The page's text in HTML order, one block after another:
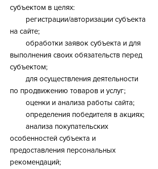
субъектом в целях:
регистрации/авторизации субъекта
на сайте;
обработки заявок субъекта и для
выполнения своих обязательств перед
субъектом;
для осуществления деятельности
по продвижению товаров и услуг;
оценки и анализа работы сайта;
определения победителя в акциях;
анализа покупательских
особенностей субъекта и
предоставления персональных
рекомендаций;